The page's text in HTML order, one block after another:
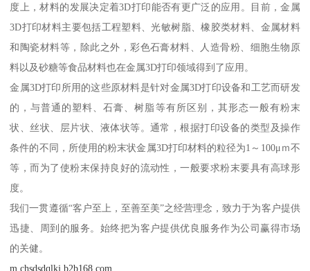
度上，材料的发展决定着3D打印能否有更广泛的应用。目前，金属
3D打印材料主要包括工程塑料、光敏树脂、橡胶类材料、金属材料
和陶瓷材料等，除此之外，彩色石膏材料、人造骨粉、细胞生物原
料以及砂糖等食品材料也在金属3D打印领域得到了应用。
金属3D打印所用的这些原材料是针对金属3D打印设备和工艺而研发
的，与普通的塑料、石膏、树脂等有所区别，其形态一般有粉末
状、丝状、层片状、液体状等。通常，根据打印设备的类型及操作
条件的不同，所使用的粉末状金属3D打印材料的粒径为1～100μｍ不
等，而为了使粉末保持良好的流动性，一般要求粉末要具有高球形
度。
我们一贯遵循“客户至上，至善至美”之经营理念，致力于为客户提供
迅捷、周到的服务。始终把为客户提供优良服务作为公司赢得市场
的关健。
m.chsdsdqlkj.b2b168.com